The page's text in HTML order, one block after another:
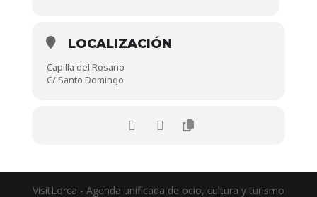
LOCALIZACIÓN
Capilla del Rosario
C/ Santo Domingo
VisitLorca - Agenda unificada de ocio, cultura y turismo